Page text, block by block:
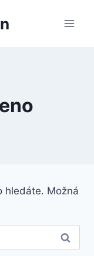
hledáte. Možná